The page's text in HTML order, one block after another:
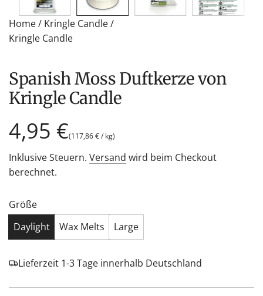
Home/ Kringle Candle/
Kringle Candle
Spanish Moss Duftkerze von
Kringle Candle
Regulärer
Preis
4,95 €(117,86 €/ kg)
Inklusive Steuern. Versand wird beim Checkout
berechnet.
Größe
Daylight
Wax Melts Large
Lieferzeit 1-3 Tage innerhalb Deutschland